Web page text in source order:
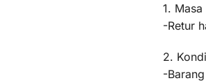
1. Masa
-Retur
2.
-